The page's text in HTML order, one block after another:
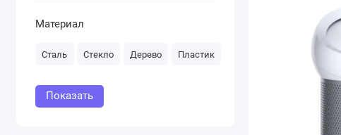
Материал
Сталь Стекло Дерево Пластик
Показать